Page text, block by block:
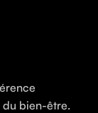
du bien-être.